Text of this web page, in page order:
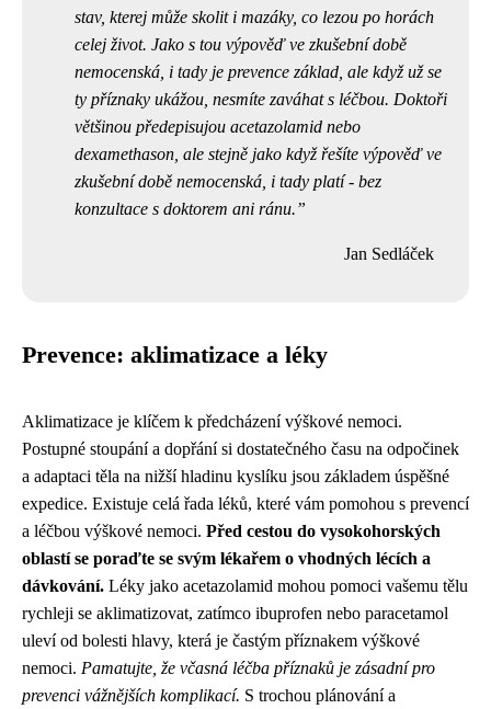
stav, kterej může skolit i mazáky, co lezou po horách
celej život. Jako s tou výpověď ve zkušební době
nemocenská, i tady je prevence základ, ale když už se
ty příznaky ukážou, nesmíte zaváhat s léčbou. Doktoři
většinou předepisujou acetazolamid nebo
dexamethason, ale stejně jako když řešíte výpověď ve
zkušební době nemocenská, i tady platí - bez
konzultace s doktorem ani ránu.
Jan Sedláček
Prevence: aklimatizace a léky
Aklimatizace je klíčem k předcházení výškové nemoci.
Postupné stoupání a dopřání si dostatečného času na odpočinek
a adaptaci těla na nižší hladinu kyslíku jsou základem úspěšné
expedice. Existuje celá řada léků, které vám pomohou s prevencí
a léčbou výškové nemoci. Před cestou do vysokohorských
oblastí se poraďte se svým lékařem o vhodných lécích a
dávkování. Léky jako acetazolamid mohou pomoci vašemu tělu
rychleji se aklimatizovat, zatímco ibuprofen nebo paracetamol
uleví od bolesti hlavy, která je častým příznakem výškové
nemoci. Pamatujte, že včasná léčba příznaků je zásadní pro
prevenci vážnějších komplikací. S trochou plánování a